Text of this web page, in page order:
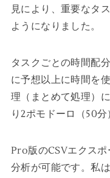
見により、重要なタ
ようになりました。
タスクごとの時間配
に予想以上に時間を
理（まとめて処理）
り2ポモドーロ（50分
Pro版のCSVエクス
分析が可能です。私